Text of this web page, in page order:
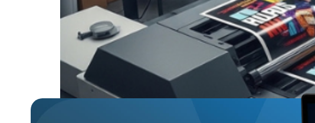
Introdução A sinalização e publicidade visual são